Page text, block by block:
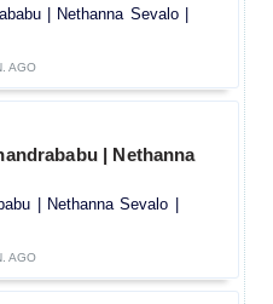
| Nethanna Sevalo |
AGO
| Nethanna
Nethanna Sevalo |
AGO